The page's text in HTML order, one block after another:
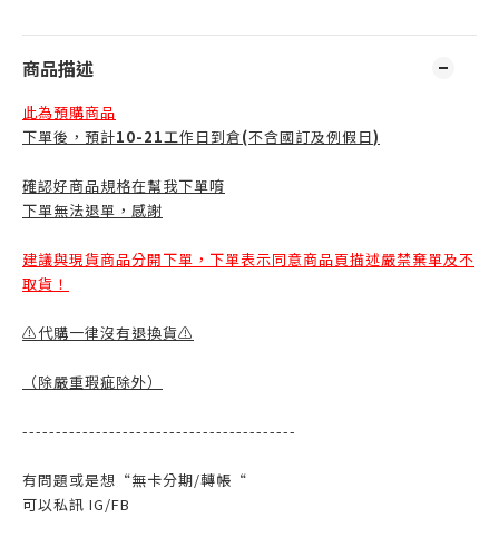
商品描述
此為預購商品
下單後，預計10-21工作日到倉(不含國訂及例假日)
確認好商品規格在幫我下單唷
下單無法退單，感謝
建議與現貨商品分開下單，下單表示同意商品頁描述嚴禁棄單及不
取貨！
⚠️代購一律沒有退換貨⚠️
（除嚴重瑕疵除外）
-----------------------------------------
有問題或是想“無卡分期/轉帳“
可以私訊 IG/FB